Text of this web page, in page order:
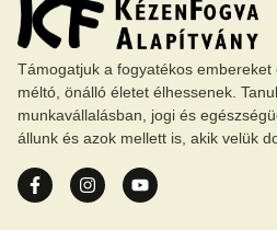
Támogatjuk a fogyatékos embereket
méltó, önálló életet élhessenek.
munkavállalásban, jogi és
állunk és azok mellett is, akik velük